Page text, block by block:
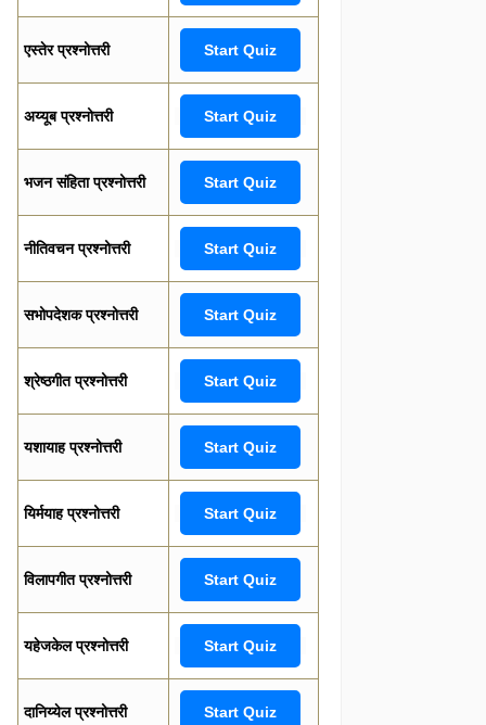
एस्तेर प्रश्नोत्तरी Start Quiz
अय्यूब प्रश्नोत्तरी Start Quiz
भजन संहिता प्रश्नोत्तरी Start Quiz
नीतिवचन प्रश्नोत्तरी Start Quiz
सभोपदेशक प्रश्नोत्तरी Start Quiz
श्रेष्ठगीत प्रश्नोत्तरी Start Quiz
यशायाह प्रश्नोत्तरी Start Quiz
यिर्मयाह प्रश्नोत्तरी Start Quiz
विलापगीत प्रश्नोत्तरी Start Quiz
यहेजकेल प्रश्नोत्तरी Start Quiz
दानिय्येल प्रश्नोत्तरी Start Quiz